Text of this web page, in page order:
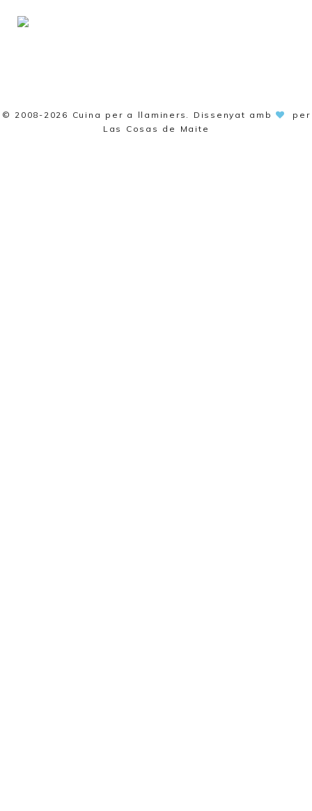
© 2008-2026 Cuina per a llaminers . Dissenyat amb
per
Las Cosas de Maite